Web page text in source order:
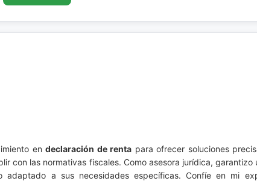
endeclaración de renta para ofrecer soluciones
con las normativas fiscales. Como asesora jurídica, garantizo
a sus necesidades específicas. Confíe en mi